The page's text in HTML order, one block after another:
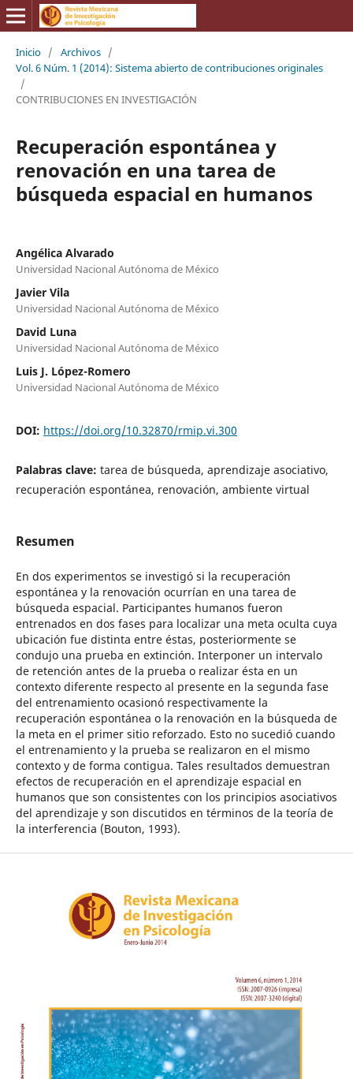
Inicio / Archivos /
Vol. 6 Núm. 1 (2014): Sistema abierto de contribuciones originales
/
CONTRIBUCIONES EN INVESTIGACIÓN
Recuperación espontánea y
renovación en una tarea de
búsqueda espacial en humanos
Angélica Alvarado
Universidad Nacional Autónoma de México
Javier Vila
Universidad Nacional Autónoma de México
David Luna
Universidad Nacional Autónoma de México
Luis J. López-Romero
Universidad Nacional Autónoma de México
DOI: https://doi.org/10.32870/rmip.vi.300
Palabras clave: tarea de búsqueda, aprendizaje asociativo,
recuperación espontánea, renovación, ambiente virtual
Resumen
En dos experimentos se investigó si la recuperación
espontánea y la renovación ocurrían en una tarea de
búsqueda espacial. Participantes humanos fueron
entrenados en dos fases para localizar una meta oculta cuya
ubicación fue distinta entre éstas, posteriormente se
condujo una prueba en extinción. Interponer un intervalo
de retención antes de la prueba o realizar ésta en un
contexto diferente respecto al presente en la segunda fase
del entrenamiento ocasionó respectivamente la
recuperación espontánea o la renovación en la búsqueda de
la meta en el primer sitio reforzado. Esto no sucedió cuando
el entrenamiento y la prueba se realizaron en el mismo
contexto y de forma contigua. Tales resultados demuestran
efectos de recuperación en el aprendizaje espacial en
humanos que son consistentes con los principios asociativos
del aprendizaje y son discutidos en términos de la teoría de
la interferencia (Bouton, 1993).